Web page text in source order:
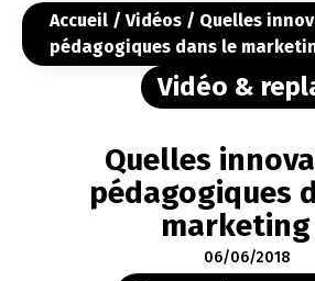
Accueil / Vidéos / Quelles
pédagogiques dans le
Vidéo &
Quelles
pédagogiques
marketing
06/06/2018